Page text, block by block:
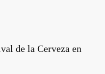
de la Cerveza en